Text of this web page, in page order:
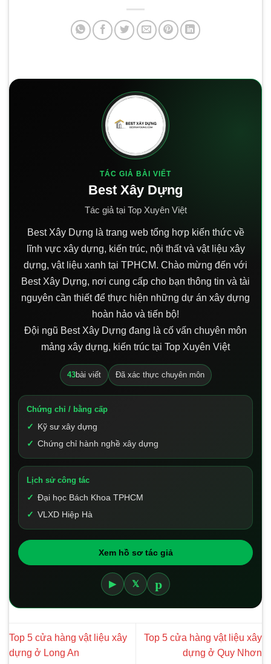
TÁC GIẢ BÀI VIẾT
Best Xây Dựng
Tác giả tại Top Xuyên Việt
Best Xây Dựng là trang web tổng hợp kiến thức về
lĩnh vực xây dựng, kiến trúc, nội thất và vật liệu xây
dựng, vật liệu xanh tại TPHCM. Chào mừng đến với
Best Xây Dựng, nơi cung cấp cho bạn thông tin và tài
nguyên cần thiết để thực hiện những dự án xây dựng
hoàn hảo và tiến bộ!
Đội ngũ Best Xây Dựng đang là cố vấn chuyên môn
mảng xây dựng, kiến trúc tại Top Xuyên Việt
43bài viết Đã xác thực chuyên môn
Chứng chỉ / bằng cấp
Kỹ sư xây dựng
Chứng chỉ hành nghề xây dựng
Lịch sử công tác
Đại học Bách Khoa TPHCM
VLXD Hiệp Hà
Xem hồ sơ tác giả
▶ 𝕏 p
Top 5 cửa hàng vật liệu xây
dựng ở Long An
Top 5 cửa hàng vật liệu xây
dựng ở Quy Nhơn